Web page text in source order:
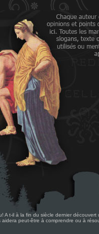
A t-il à la fin du siècle dernier découvert
aidera peut-être à comprendre ou à